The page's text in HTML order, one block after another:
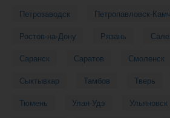
Петрозаводск
Петропавловск-
Ростов-на-Дону
Рязань
Саранск
Саратов Смоленск
Сыктывкар
Тамбов Тверь
Тюмень
Улан-Удэ Ульяновск